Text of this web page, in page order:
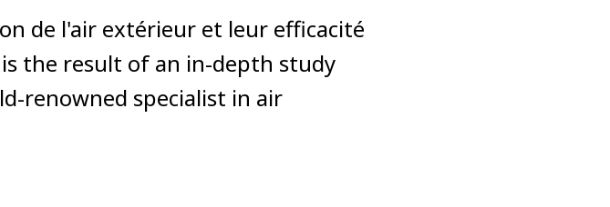
de l'air extérieur et leur efficacité
the result of an in-depth study
renowned specialist in air